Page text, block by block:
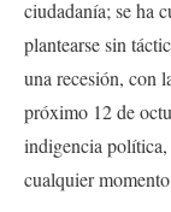
ciudadanía; se ha
plantearse sin
una recesión, con
próximo 12 de
indigencia política,
cualquier